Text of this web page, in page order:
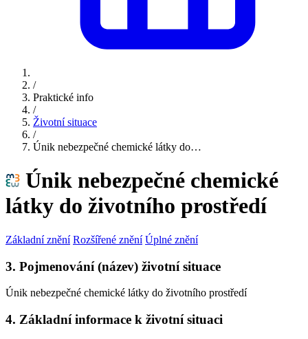
/
Praktické info
/
Životní situace
/
Únik nebezpečné chemické látky do…
Únik nebezpečné chemické
látky do životního prostředí
Základní znění Rozšířené znění Úplné znění
3. Pojmenování (název) životní situace
Únik nebezpečné chemické látky do životního prostředí
4. Základní informace k životní situaci